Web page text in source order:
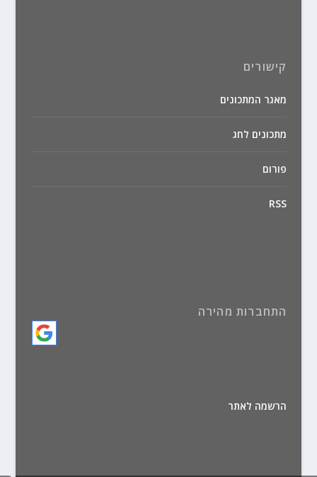
קישורים
מאגר המתכונים
מתכונים לחג
פורום
RSS
התחברות מהירה
הרשמה לאתר